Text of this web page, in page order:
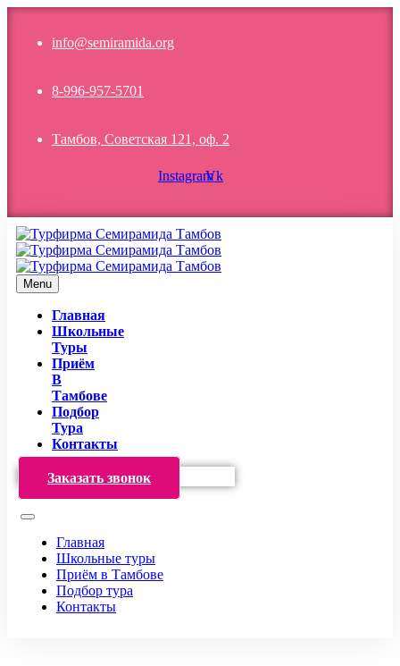
info@semiramida.org
8-996-957-5701
Тамбов, Советская 121, оф. 2
InstagramVk
Menu
Главная
Школьные
Туры
Приём
В
Тамбове
Подбор
Тура
Контакты
Заказать звонок
Главная
Школьные туры
Приём в Тамбове
Подбор тура
Контакты